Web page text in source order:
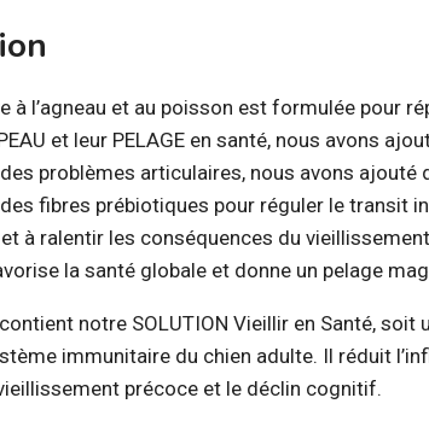
à l’agneau et au poisson est formulée pour
et leur PELAGE en santé, nous avons
problèmes articulaires, nous avons
fibres prébiotiques pour réguler le transit
à ralentir les conséquences du
la santé globale et donne un pelage
notre SOLUTION Vieillir en Santé,
immunitaire du chien adulte. Il réduit
précoce et le déclin cognitif.